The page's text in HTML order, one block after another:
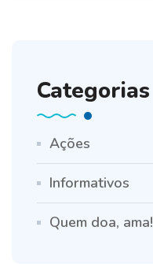
Categorias
Ações
Informativos
Quem doa, ama!